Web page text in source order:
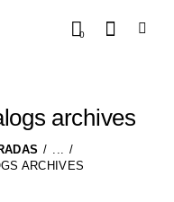
0
archives
...
ARCHIVES